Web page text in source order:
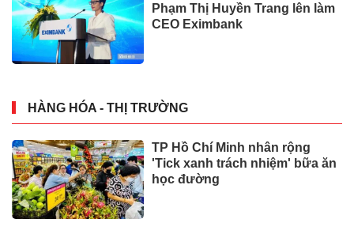
Phạm Thị Huyền Trang lên làm
CEO Eximbank
HÀNG HÓA - THỊ TRƯỜNG
TP Hồ Chí Minh nhân rộng
'Tick xanh trách nhiệm' bữa ăn
học đường